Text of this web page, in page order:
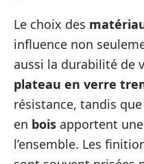
Le choix des
influence non
aussi la durabilité de
plateau en verre
résistance, tandis que
en bois apportent
l’ensemble. Les